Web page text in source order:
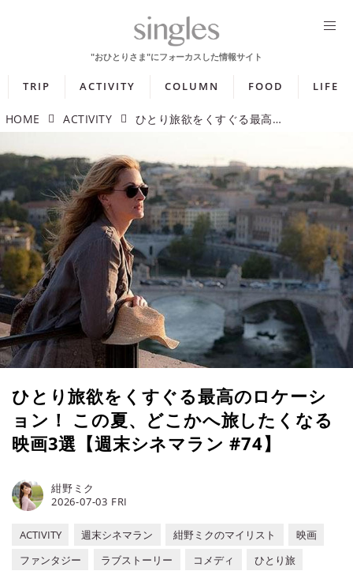
TRIP ACTIVITY COLUMN FOOD LIFE
HOME ACTIVITY ひとり旅欲をくすぐる最高のロケーション！ この夏、どこかへ旅したくなる映画3選【週末シネマラン #74】
ひとり旅欲をくすぐる最高のロケーシ
ョン！ この夏、どこかへ旅したくなる
映画3選【週末シネマラン #74】
2026-07-03 FRI
紺野ミク
ACTIVITY 週末シネマラン 紺野ミクのマイリスト
映画
ファンタジー
ラブストーリー コメディ
ひとり旅